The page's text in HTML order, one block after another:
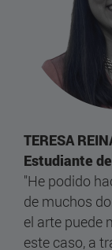
TERESA
Estudiante
"He podido
de muchos
el arte puede
este caso, a